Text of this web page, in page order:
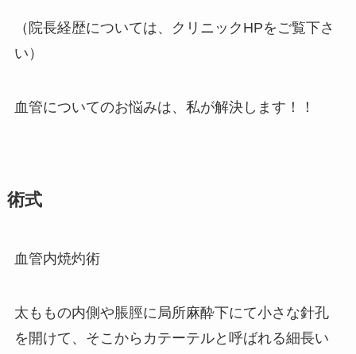
（院長経歴については、クリニックHPをご覧下さ
い）
血管についてのお悩みは、私が解決します！！
術式
血管内焼灼術
太ももの内側や脹脛に局所麻酔下にて小さな針孔
を開けて、そこからカテーテルと呼ばれる細長い